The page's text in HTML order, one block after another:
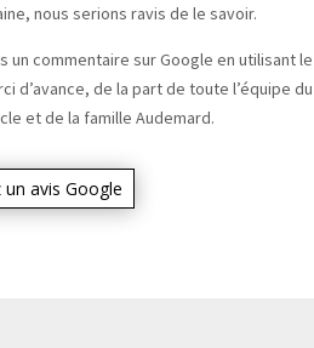
nous serions ravis de le savoir.
un commentaire sur Google en utilisant le
d’avance, de la part de toute l’équipe du
et de la famille Audemard.
un avis Google